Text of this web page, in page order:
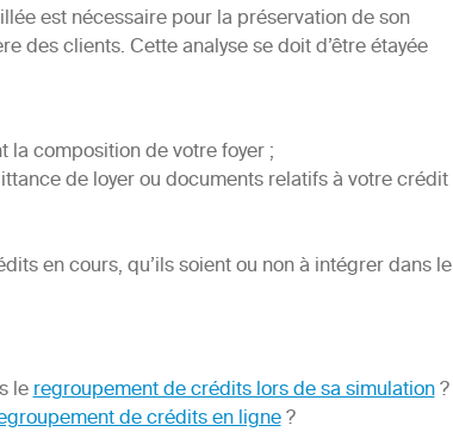
est nécessaire pour la préservation de son
des clients. Cette analyse se doit d’être étayée
composition de votre foyer ;
de loyer ou documents relatifs à votre crédit
en cours, qu’ils soient ou non à intégrer dans le
leregroupement de crédits lors de sa simulation?
de crédits en ligne?